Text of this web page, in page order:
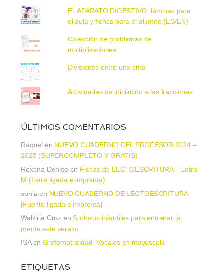
EL APARATO DIGESTIVO: láminas para
el aula y fichas para el alumno (ES/EN)
Colección de problemas de
multiplicaciones
Divisiones entre una cifra
Actividades de iniciación a las fracciones
ÚLTIMOS COMENTARIOS
Raquel en NUEVO CUADERNO DEL PROFESOR 2024 –
2025 (SUPERCOMPLETO Y GRATIS)
Roxana Denise en Fichas de LECTOESCRITURA – Letra
M (Letra ligada e imprenta)
sonia en NUEVO CUADERNO DE LECTOESCRITURA
[Fuente ligada e imprenta]
Walkiria Cruz en Sudokus infantiles para entrenar la
mente este verano
ISAen Grafomotricidad. Vocales en mayúscula
ETIQUETAS